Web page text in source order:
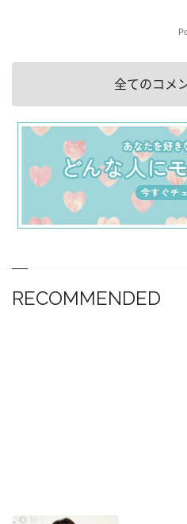
全てのコメ
RECOMMENDED